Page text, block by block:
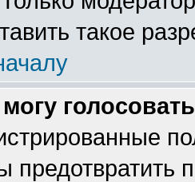
такое
предотвратить